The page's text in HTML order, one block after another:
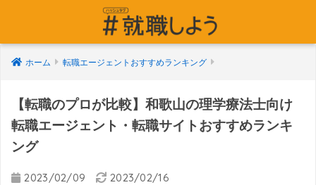
ホーム 転職エージェントおすすめランキング
【転職のプロが比較】和歌山の理学療法士向け
転職エージェント・転職サイトおすすめランキ
ング
2023/02/09 2023/02/16